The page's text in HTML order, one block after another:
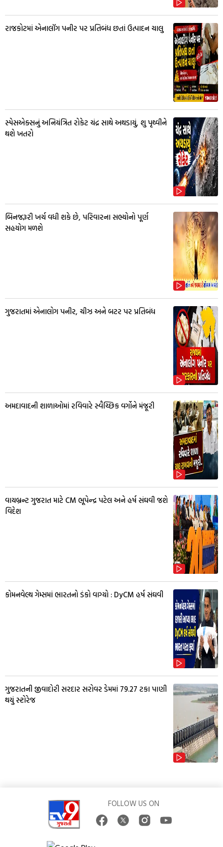
રાજકોટમાં એનાલૉગ પનીર પર પ્રતિબંધ છતાં ઉત્પાદન ચાલુ
સ્પેસએક્સનું અનિયંત્રિત રોકેટ ચંદ્ર સાથે અથડાયું, શુ પૃથ્વીને
થશે ખતરો
બિનજરૂરી ખર્ચ વધી શકે છે, પરિવારના સભ્યોનો પૂર્ણ
સહયોગ મળશે
ગુજરાતમાં એનાલોગ પનીર, ચીઝ અને બટર પર પ્રતિબંધ
અમદાવાદની શાળાઓમાં રવિવારે સ્વૈચ્છિક વર્ગોને મંજૂરી
વાયબ્રન્ટ ગુજરાત માટે CM ભૂપેન્દ્ર પટેલ અને હર્ષ સંઘવી જશે
વિદેશ
કોમનવેલ્થ ગેમ્સમાં ભારતનો ડંકો વાગ્યો : DyCM હર્ષ સંઘવી
ગુજરાતની જીવાદોરી સરદાર સરોવર ડેમમાં 79.27 ટકા પાણી
થયું સ્ટોરેજ
FOLLOW US ON